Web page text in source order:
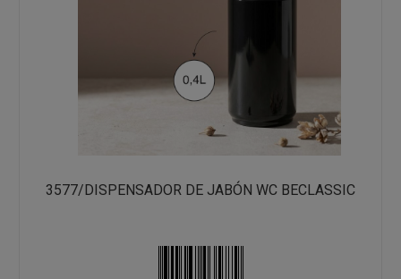
3577/DISPENSADOR DE JABÓN WC BECLASSIC